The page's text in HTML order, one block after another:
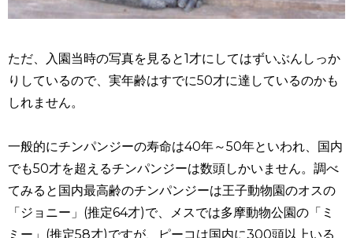
ただ、入園当時の写真を見ると1才にしてはずいぶんしっか
りしているので、実年齢はすでに50才に達しているのかも
しれません。
一般的にチンパンジーの寿命は40年～50年といわれ、国内
でも50才を超えるチンパンジーは数頭しかいません。調べ
てみると国内最高齢のチンパンジーは王子動物園のオスの
「ジョニー」(推定64才)で、メスでは多摩動物公園の「ミ
ミー」(推定58才)ですが、ピーコは国内に300頭以上いる